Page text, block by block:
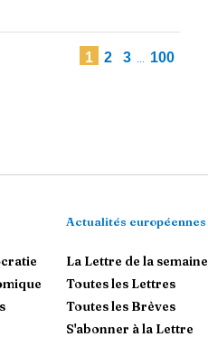
1 2 3 100
Actualités européennes
La Lettre de la semaine
Toutes les Lettres
Toutes les Brèves
S'abonner à la Lettre